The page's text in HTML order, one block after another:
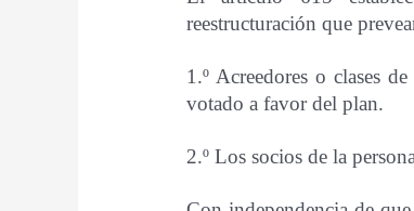
reestructuración que
1.º Acreedores o clases
votado a favor del plan.
2.º Los socios de la